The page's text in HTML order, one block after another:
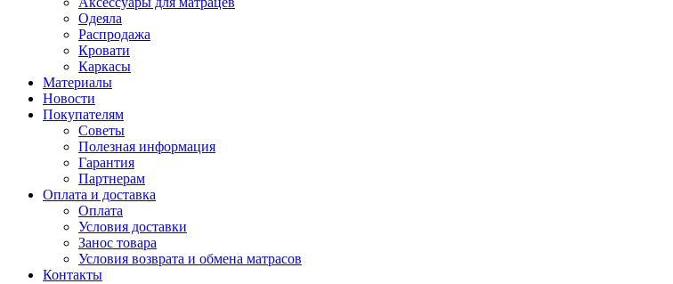
Одеяла
Распродажа
Кровати
Каркасы
Материалы
Новости
Покупателям
Советы
Полезная информация
Гарантия
Партнерам
Оплата и доставка
Оплата
Условия доставки
Занос товара
Условия возврата и обмена матрасов
Контакты